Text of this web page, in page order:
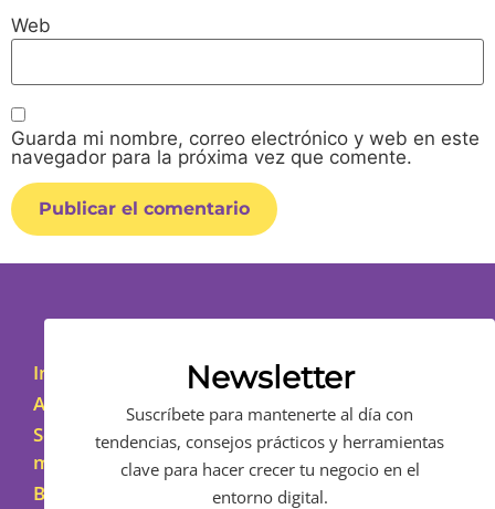
Web
Guarda mi nombre, correo electrónico y web en este
navegador para la próxima vez que comente.
Alternative:
Inicio
Asesoramiento
Sobre
mí
Blog
Newsletter
Suscríbete para mantenerte al día con
tendencias, consejos prácticos y herramientas
clave para hacer crecer tu negocio en el
entorno digital.